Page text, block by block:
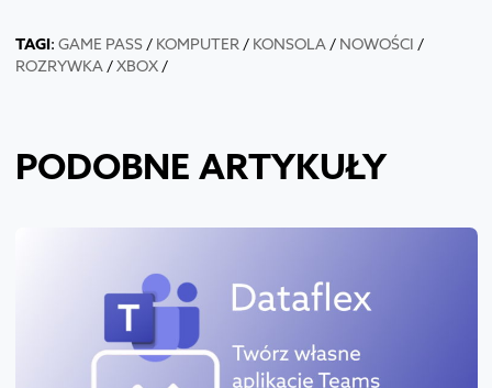
TAGI: GAME PASS/ KOMPUTER/ KONSOLA/ NOWOŚCI /
ROZRYWKA/XBOX/
PODOBNE ARTYKUŁY